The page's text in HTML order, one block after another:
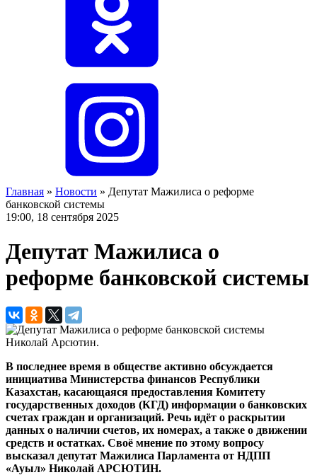
Главная » Новости » Депутат Мажилиса о реформе
банковской системы
19:00, 18 сентября 2025
Депутат Мажилиса о
реформе банковской системы
Николай Арсютин.
В последнее время в обществе активно обсуждается
инициатива Министерства финансов Республики
Казахстан, касающаяся предоставления Комитету
государственных доходов (КГД) информации о банковских
счетах граждан и организаций. Речь идёт о раскрытии
данных о наличии счетов, их номерах, а также о движении
средств и остатках. Своё мнение по этому вопросу
высказал депутат Мажилиса Парламента от НДПП
«Ауыл» Николай АРСЮТИН.